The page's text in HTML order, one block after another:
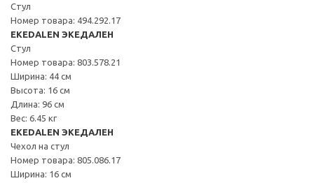
Стул
Номер товара: 494.292.17
EKEDALEN ЭКЕДАЛЕН
Стул
Номер товара: 803.578.21
Ширина: 44 см
Высота: 16 см
Длина: 96 см
Вес: 6.45 кг
EKEDALEN ЭКЕДАЛЕН
Чехол на стул
Номер товара: 805.086.17
Ширина: 16 см